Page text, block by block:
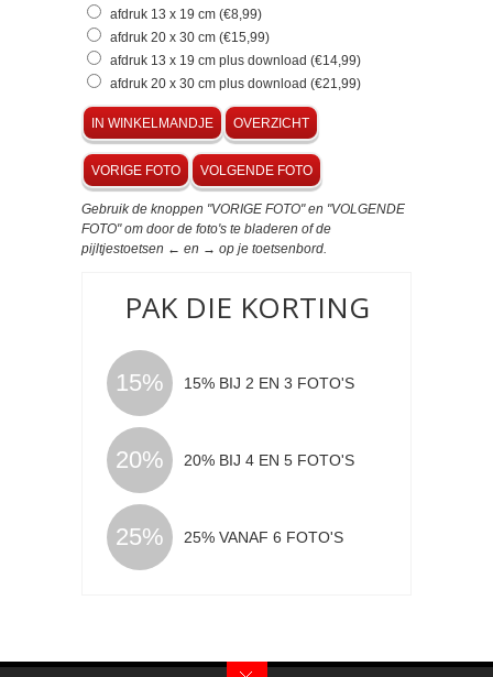
afdruk 13 x 19 cm (€8,99)
afdruk 20 x 30 cm (€15,99)
afdruk 13 x 19 cm plus download (€14,99)
afdruk 20 x 30 cm plus download (€21,99)
IN WINKELMANDJE OVERZICHT
VORIGE FOTO VOLGENDE FOTO
Gebruik de knoppen "VORIGE FOTO" en "VOLGENDE
FOTO" om door de foto's te bladeren of de
pijltjestoetsen ← en → op je toetsenbord.
PAK DIE KORTING
15% 15% BIJ 2 EN 3 FOTO'S
20% 20% BIJ 4 EN 5 FOTO'S
25% 25% VANAF 6 FOTO'S